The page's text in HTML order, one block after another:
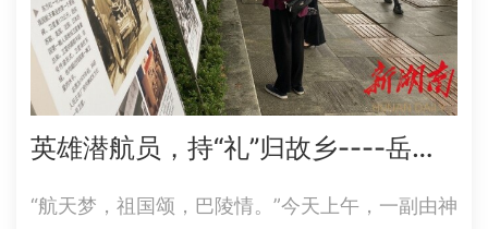
英雄潜航员，持“礼”归故乡----岳阳航天航空航海科普展开展
“航天梦，祖国颂，巴陵情。”今天上午，一副由神